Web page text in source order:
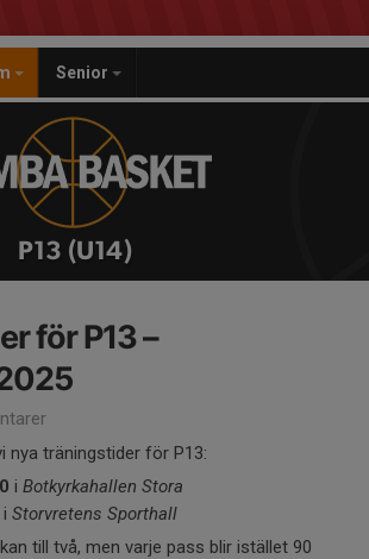
Senior
P13 (U14)
för P13 –
nya träningstider för P13:
i Botkyrkahallen Stora
i Storvretens Sporthall
till två, men varje pass blir istället 90